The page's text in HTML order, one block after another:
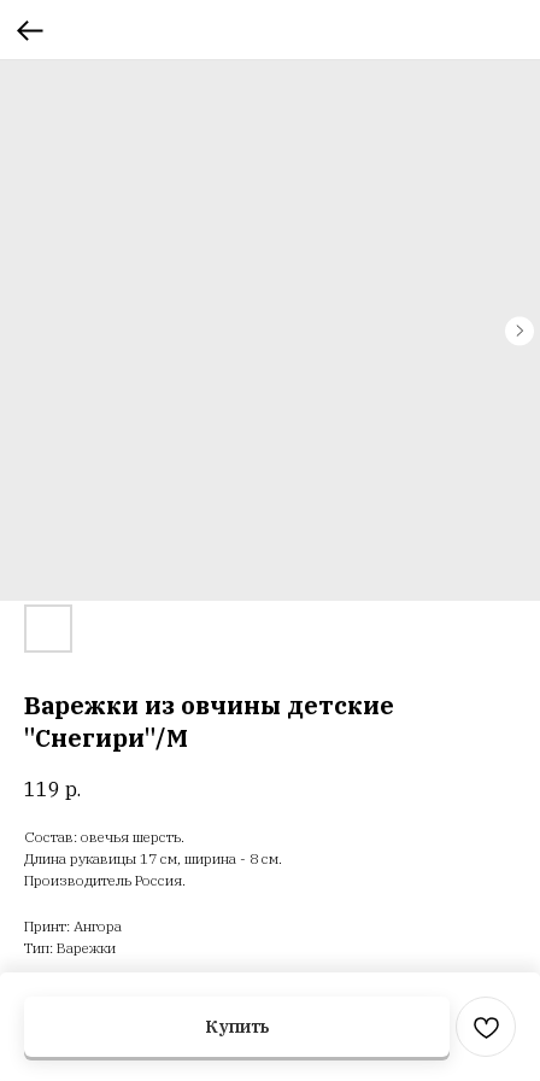
Варежки из овчины детские
"Снегири"/М
119 р.
Купить
Состав: овечья шерсть.
Длина рукавицы 17 см, ширина - 8 см.
Производитель Россия.
Принт: Ангора
Тип: Варежки